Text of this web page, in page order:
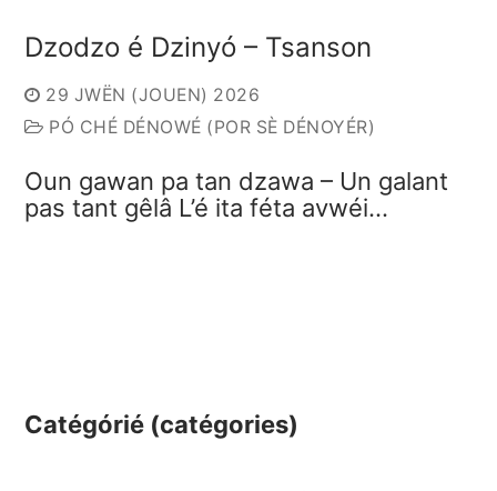
Dzodzo é Dzinyó – Tsanson
29 JWËN (JOUEN) 2026
PÓ CHÉ DÉNOWÉ (POR SÈ DÉNOYÉR)
Oun gawan pa tan dzawa – Un galant
pas tant gêlâ L’é ita féta avwéi…
Catégórié (catégories)